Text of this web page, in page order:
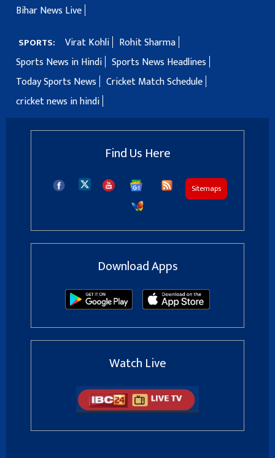
Bihar News Live
SPORTS: Virat Kohli
Rohit Sharma
Sports News in Hindi Sports News Headlines
Today Sports News
Cricket Match Schedule
cricket news in hindi
Find Us Here
Sitemaps
Download Apps
Watch Live